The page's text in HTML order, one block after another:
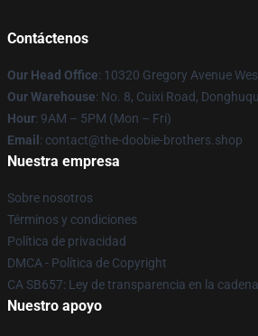
Contáctenos
Our Head Office: 10320 Gregory Avenue
Our Warehouse: No. 8, Cuixi Road,
Hour: 9AM – 5PM (Mon – Fri)
Email : contact@the-doobie-brothers.shop
Nuestra empresa
Sobre nosotros
Términos y condiciones
Política de privacidad
DMCA - Política de Copyright
CA SB657: Ley de transparencia en la
Nuestro apoyo